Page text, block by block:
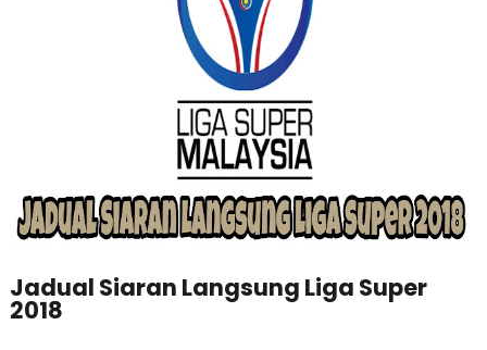
Jadual Siaran Langsung Liga Super
2018